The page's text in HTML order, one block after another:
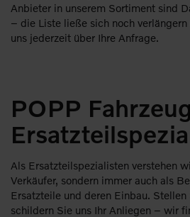
Anbieter in unserem Sortiment sind
– die Liste ließe sich noch
uns jederzeit über Ihre Anfrage.
Als Ersatzteilspezialisten verstehen
Verkäufer, sondern immer auch als
Ersatzteile und deren Einbau. Stellen
schildern Sie uns Ihr Anliegen – wir
POPP